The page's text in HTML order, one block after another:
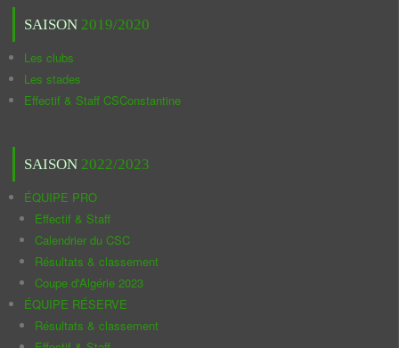
SAISON 2019/2020
Les clubs
Les stades
Effectif & Staff CSConstantine
SAISON 2022/2023
ÉQUIPE PRO
Effectif & Staff
Calendrier du CSC
Résultats & classement
Coupe d'Algérie 2023
ÉQUIPE RÉSERVE
Résultats & classement